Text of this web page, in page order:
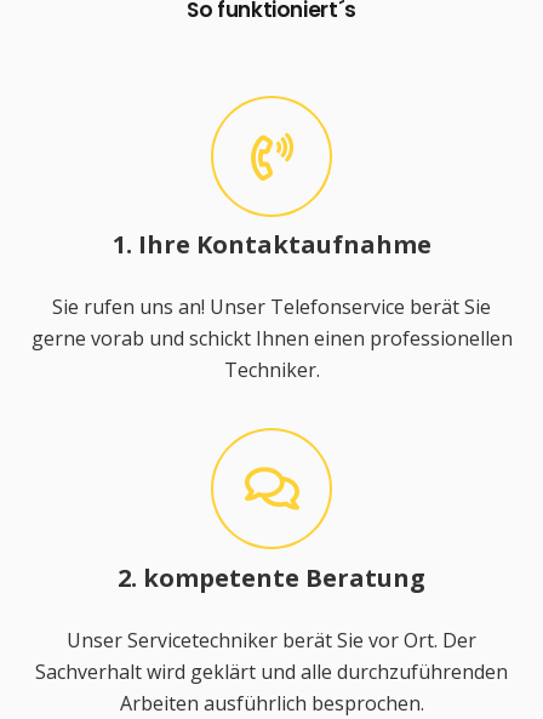
So funktioniert´s
1. Ihre Kontaktaufnahme
Sie rufen uns an! Unser Telefonservice berät Sie
gerne vorab und schickt Ihnen einen professionellen
Techniker.
2. kompetente Beratung
Unser Servicetechniker berät Sie vor Ort. Der
Sachverhalt wird geklärt und alle durchzuführenden
Arbeiten ausführlich besprochen.